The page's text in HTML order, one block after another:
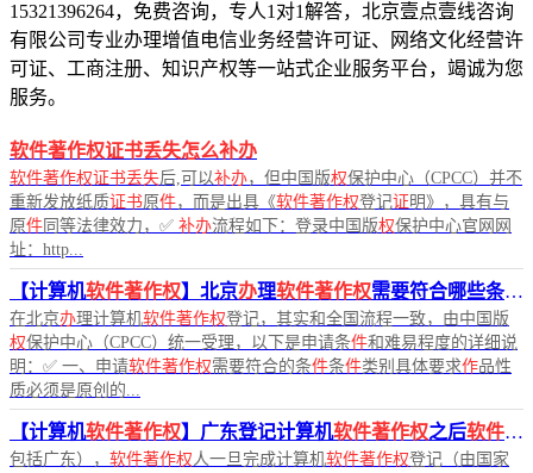
15321396264，免费咨询，专人1对1解答，北京壹点壹线咨询
有限公司专业办理增值电信业务经营许可证、网络文化经营许
可证、工商注册、知识产权等一站式企业服务平台，竭诚为您
服务。
软件著作权证书丢失怎么补办
软件著作权证书丢失后,可以补办，但中国版权保护中心（CPCC）并不
重新发放纸质证书原件，而是出具《软件著作权登记证明》，具有与
原件 同等法律效力，✅ 补办流程如下：登录中国版权保护中心官网网
址：http...
【计算机软件著作权】北京办理软件著作权需要符合哪些条件
在北京办理计算机软件著作权登记，其实和全国流程一致，由中国版
权保护中心（CPCC）统一受理，以下是申请条件和难易程度的详细说
明：✅ 一、申请软件著作权需要符合的条件条件类别具体要求作品性
质必须是原创的...
【计算机软件著作权】广东登记计算机软件著作权之后软件著作权
包括广东）， 软件著作权人一旦完成计算机软件著作权登记（由国家